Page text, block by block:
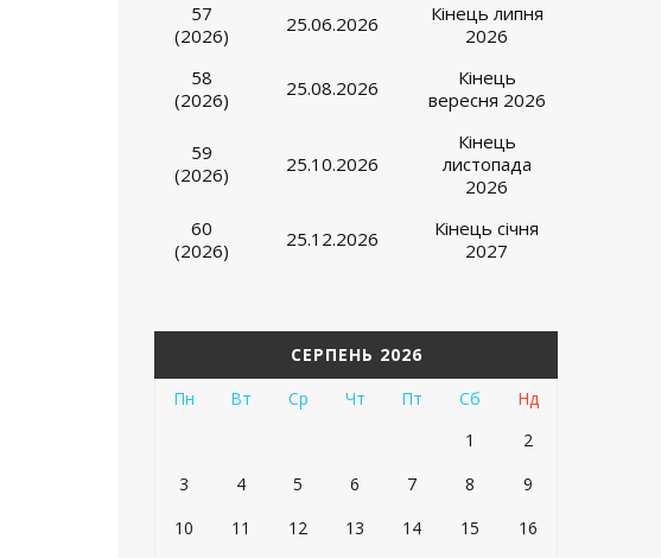
57
(2026)
25.06.2026
Кінець липня
2026
58
(2026)
25.08.2026
Кінець
вересня 2026
59
(2026)
25.10.2026
Кінець
листопада
2026
60
(2026)
25.12.2026
Кінець січня
2027
СЕРПЕНЬ 2026
Пн
Вт Ср Чт Пт Сб
Нд
1
2
3
4 5 6 7 8
9
10
11 12 13 14 15
16